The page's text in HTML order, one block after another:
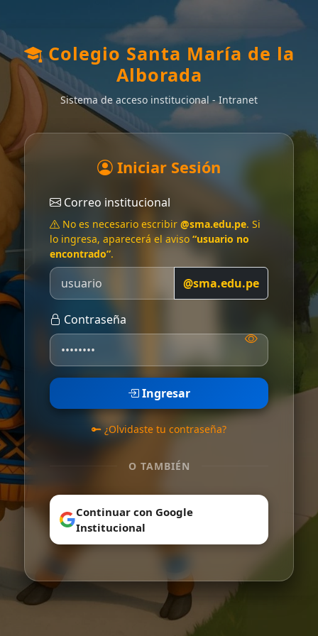
Colegio Santa María de la
Alborada
Sistema de acceso institucional - Intranet
Iniciar Sesión
Correo institucional
No es necesario escribir @sma.edu.pe. Si
lo ingresa, aparecerá el aviso “usuario no
encontrado”.
@sma.edu.pe
Contraseña
Ingresar
¿Olvidaste tu contraseña?
O TAMBIÉN
Continuar con Google
Institucional